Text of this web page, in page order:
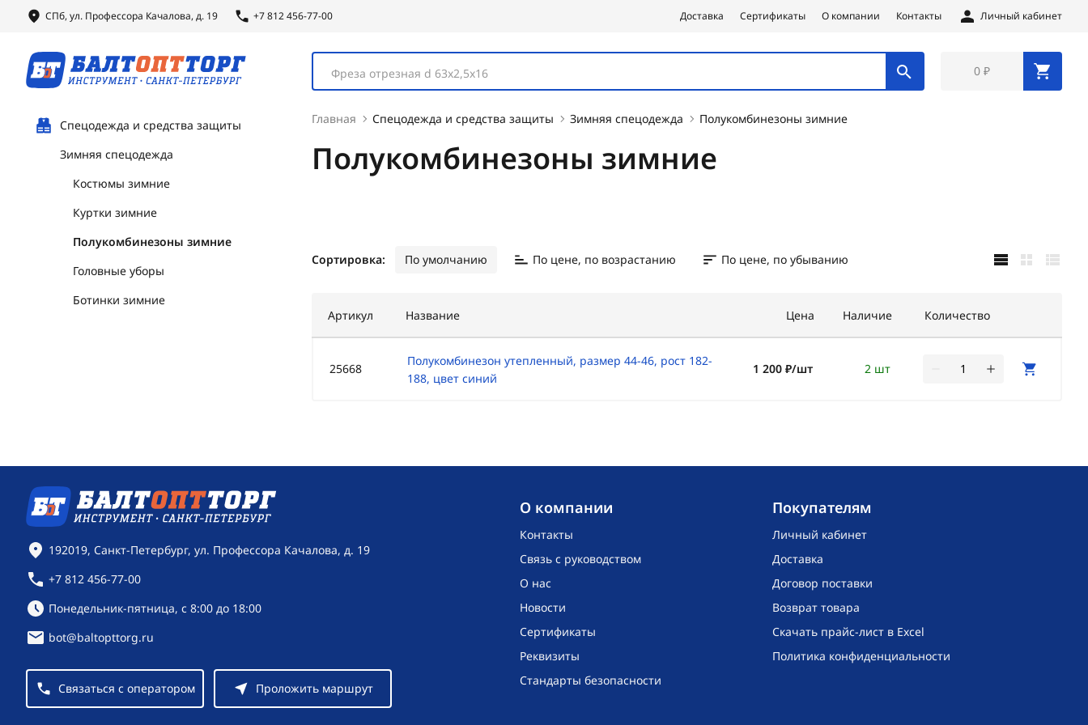
СПб, ул. Профессора Качалова, д. 19 +7 812 456-77-00 Доставка Сертификаты О компании Контакты Личный кабинет
Фреза отрезная d 63х2,5х16 0 ₽
Спецодежда и средства защиты
Зимняя спецодежда
Костюмы зимние
Куртки зимние
Полукомбинезоны зимние
Головные уборы
Ботинки зимние
Главная Спецодежда и средства защиты Зимняя спецодежда Полукомбинезоны зимние
Полукомбинезоны зимние
Сортировка: По умолчанию По цене, по возрастанию По цене, по убыванию
Артикул Название Цена Наличие Количество
25668
Полукомбинезон утепленный, размер 44-46, рост 182-
188, цвет синий
2 шт
1 200 ₽/шт
O компании
Контакты
Связь с руководством
О нас
Новости
Сертификаты
Реквизиты
Стандарты безопасности
Покупателям
Личный кабинет
Доставка
Договор поставки
Возврат товара
Скачать прайс-лист в Excel
Политика конфиденциальности
Контактная информация
192019, Санкт-Петербург, ул. Профессора Качалова, д. 19
+7 812 456-77-00
Режим работы:
Понедельник-пятница, с 8:00 до 18:00
bot@baltopttorg.ru
Связаться с оператором Проложить маршрут